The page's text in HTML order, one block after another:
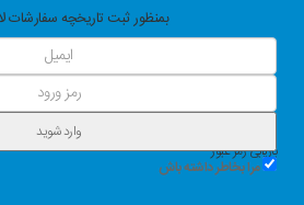
بمنظور ثبت تاریخچه سفارشات
وارد شوید
مرا بخاطر داشته باش
بازیابی رمز عبور